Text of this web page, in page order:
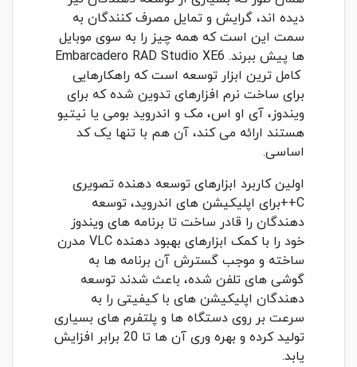
دیده اند، گرایش و تمایل مصرف کنندگان به
سمت این است که همه چیز را به سوی موبایل
ها پیش ببرند. Embarcadero RAD Studio XE6
کامل ترین ابزار توسعه است که راهکارهایی
برای ساخت نرم افزارهای تدوین شده که برای
ویندوز، آی او اس، مک و اندروید بومی یا نیتیو
هستند ارائه می کند، آن هم با تنها یک کد
اساسی.
اولین کاربرد ابزارهای توسعه دهنده تصویری
C++برای اپلیکیشن های اندروید، توسعه
دهندگان را قادر ساخت تا برنامه های ویندوز
خود را با کمک ابزارهای بهبود دهنده VLC مدرن
ساخته و موجب گسترش آن برنامه ها به
گوشی های تلفن شده، باعث شدند توسعه
دهندگان اپلیکیشن های با کیفیتی را به
سرعت بر روی دستگاه ها و پلتفرم های بسیاری
تولید کرده و بهره وری آن ها تا 20 برابر افزایش
یابد.